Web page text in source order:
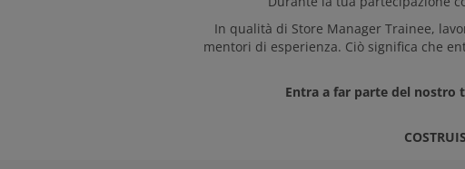
In qualità di Store Manager Trainee,
mentori di esperienza. Ciò significa che
Entra a far parte del nostro